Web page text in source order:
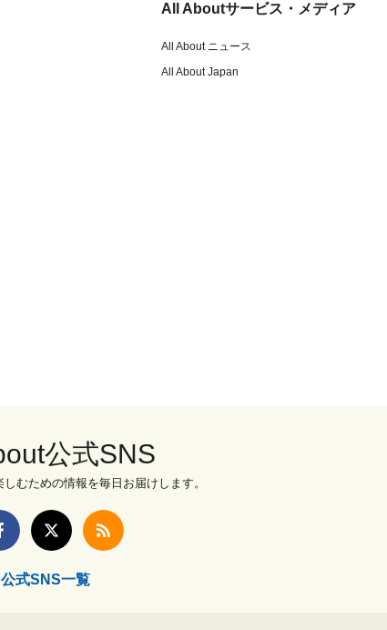
All Aboutサービス・メディア
All About ニュース
All About Japan
公式SNS
むための情報を毎日お届けします。
公式SNS一覧